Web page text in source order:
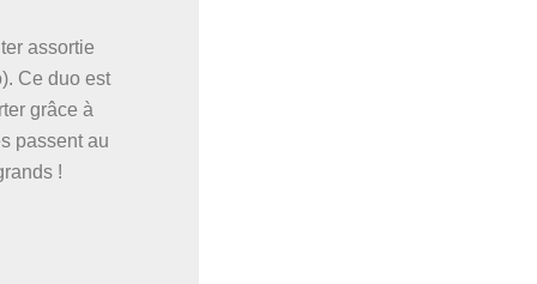
assortie
Ce duo est
grâce à
passent au
!